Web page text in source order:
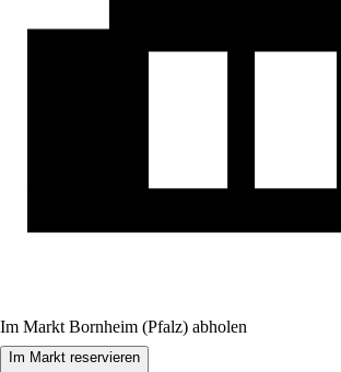
Im Markt Bornheim (Pfalz) abholen
Im Markt reservieren